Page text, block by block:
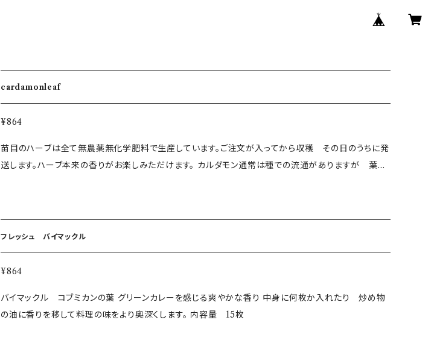
cardamonleaf
¥864
苗目のハーブは全て無農薬無化学肥料で生産しています。ご注文が入ってから収穫 その日のうちに発
送します。ハーブ本来の香りがお楽しみただけます。 カルダモン通常は種での流通がありますが 葉も
フレッシュ バイマックル
¥864
バイマックル コブミカンの葉 グリーンカレーを感じる爽やかな香り 中身に何枚か入れたり 炒め物
の油に香りを移して料理の味をより奥深くします。 内容量 15枚